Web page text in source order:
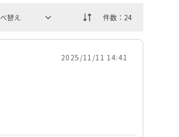
2025/11/11 14:41